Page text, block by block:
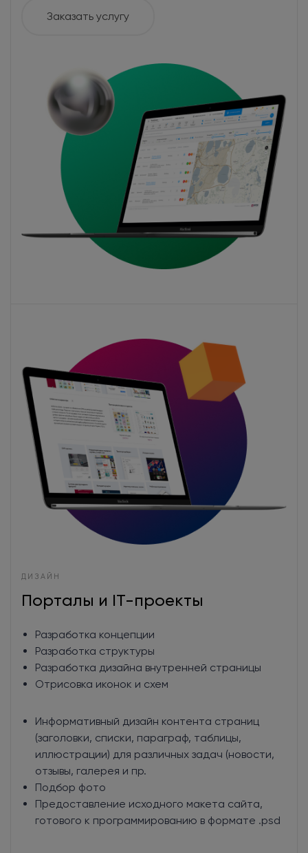
Заказать услугу
ДИЗАЙН
Порталы и IT-проекты
Разработка концепции
Разработка структуры
Разработка дизайна внутренней страницы
Отрисовка иконок и схем
Информативный дизайн контента страниц
(заголовки, списки, параграф, таблицы,
иллюстрации) для различных задач (новости,
отзывы, галерея и пр.
Подбор фото
Предоставление исходного макета сайта,
готового к программированию в формате .psd